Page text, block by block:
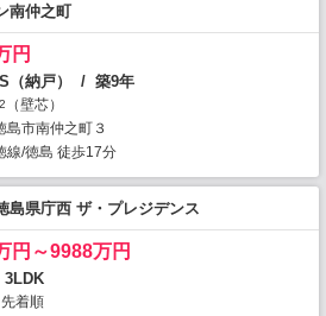
南仲之町
円
（納戸） / 築9年
2
（壁芯）
島市南仲之町３
線/徳島 徒歩17分
島県庁西 ザ・プレジデンス
円～9988万円
3LDK
先着順